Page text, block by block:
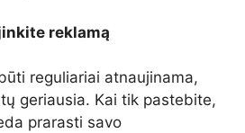
reklamą
reguliariai atnaujinama,
geriausia. Kai tik pastebite,
prarasti savo